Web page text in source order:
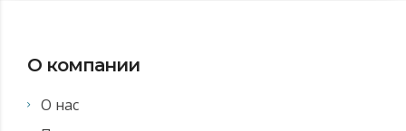
О компании
О нас